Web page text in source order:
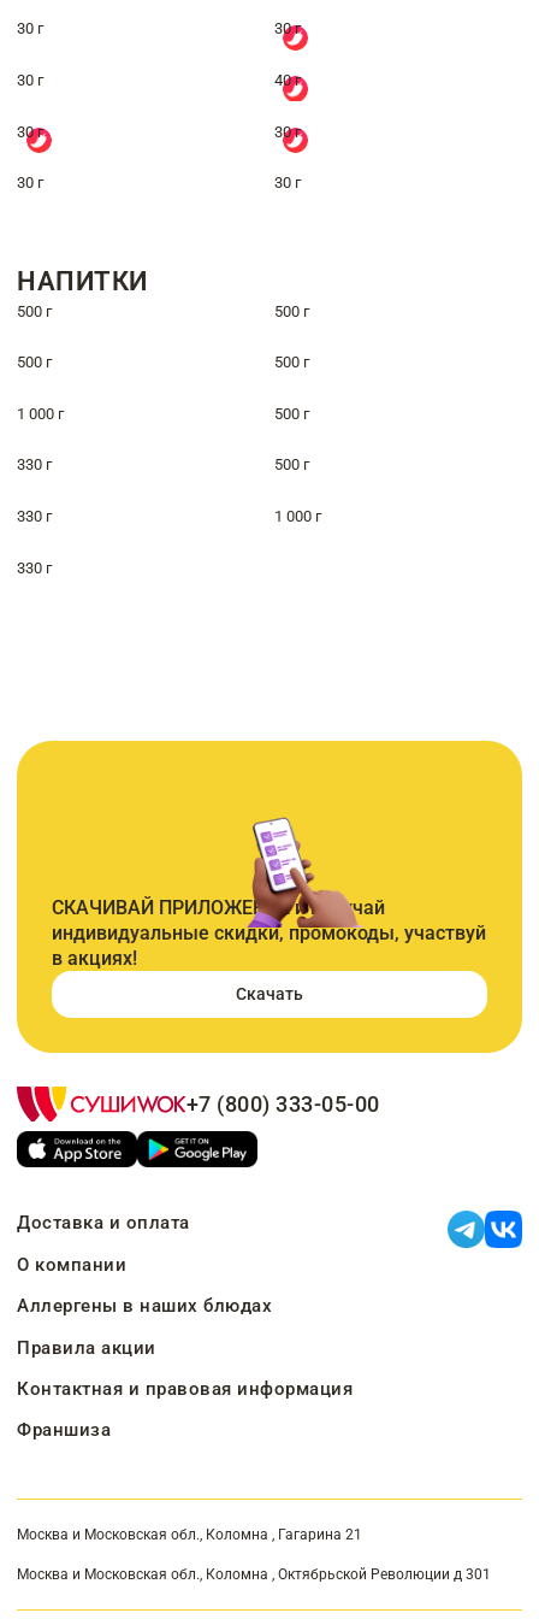
30 г 30 г
30 г 40 г
30 г 30 г
30 г 30 г
НАПИТКИ
500 г 500 г
500 г 500 г
1 000 г 500 г
330 г 500 г
330 г 1 000 г
330 г
СКАЧИВАЙ ПРИЛОЖЕНИЕ и получай
индивидуальные скидки, промокоды, участвуй
в акциях!
Скачать
+7 (800) 333-05-00
Доставка и оплата
О компании
Аллергены в наших блюдах
Правила акции
Контактная и правовая информация
Франшиза
Москва и Московская обл., Коломна , Гагарина 21
Москва и Московская обл., Коломна , Октябрьской Революции д 301